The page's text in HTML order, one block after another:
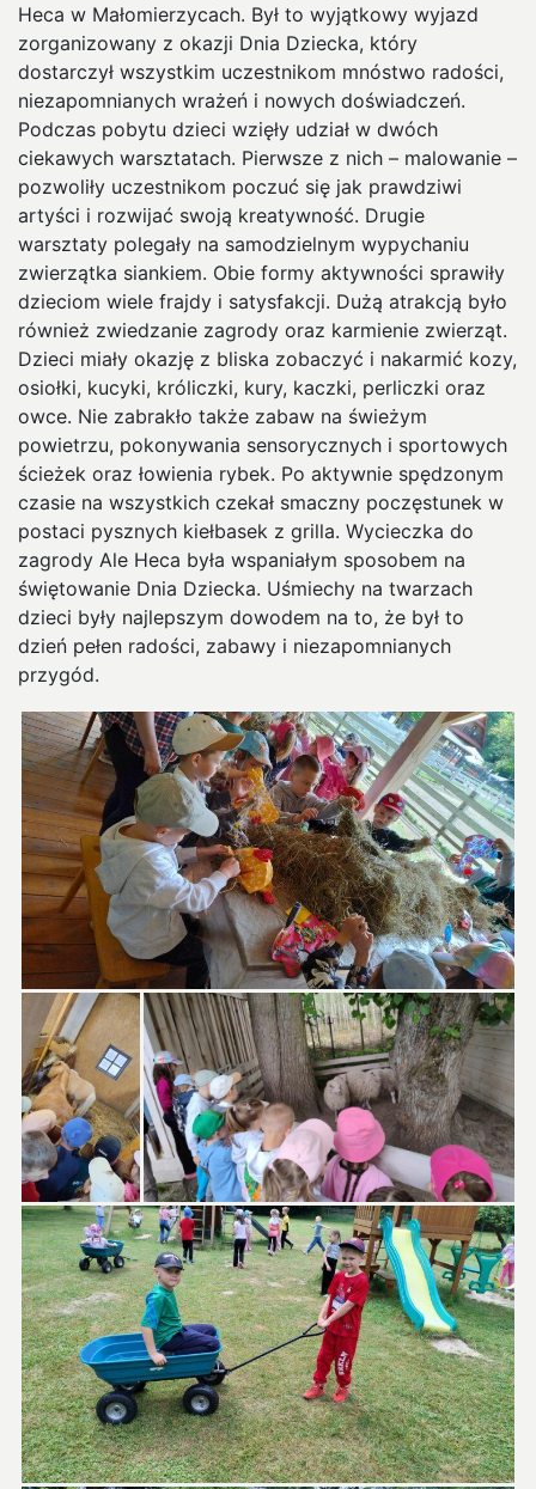
Heca w Małomierzycach. Był to wyjątkowy wyjazd
zorganizowany z okazji Dnia Dziecka, który
dostarczył wszystkim uczestnikom mnóstwo radości,
niezapomnianych wrażeń i nowych doświadczeń.
Podczas pobytu dzieci wzięły udział w dwóch
ciekawych warsztatach. Pierwsze z nich – malowanie –
pozwoliły uczestnikom poczuć się jak prawdziwi
artyści i rozwijać swoją kreatywność. Drugie
warsztaty polegały na samodzielnym wypychaniu
zwierzątka siankiem. Obie formy aktywności sprawiły
dzieciom wiele frajdy i satysfakcji. Dużą atrakcją było
również zwiedzanie zagrody oraz karmienie zwierząt.
Dzieci miały okazję z bliska zobaczyć i nakarmić kozy,
osiołki, kucyki, króliczki, kury, kaczki, perliczki oraz
owce. Nie zabrakło także zabaw na świeżym
powietrzu, pokonywania sensorycznych i sportowych
ścieżek oraz łowienia rybek. Po aktywnie spędzonym
czasie na wszystkich czekał smaczny poczęstunek w
postaci pysznych kiełbasek z grilla. Wycieczka do
zagrody Ale Heca była wspaniałym sposobem na
świętowanie Dnia Dziecka. Uśmiechy na twarzach
dzieci były najlepszym dowodem na to, że był to
dzień pełen radości, zabawy i niezapomnianych
przygód.